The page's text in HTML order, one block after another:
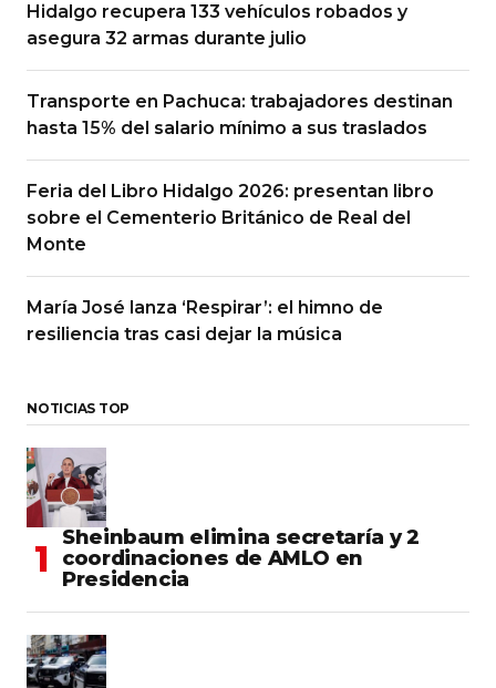
Hidalgo recupera 133 vehículos robados y
asegura 32 armas durante julio
Transporte en Pachuca: trabajadores destinan
hasta 15% del salario mínimo a sus traslados
Feria del Libro Hidalgo 2026: presentan libro
sobre el Cementerio Británico de Real del
Monte
María José lanza ‘Respirar’: el himno de
resiliencia tras casi dejar la música
NOTICIAS TOP
Sheinbaum elimina secretaría y 2
coordinaciones de AMLO en
Presidencia